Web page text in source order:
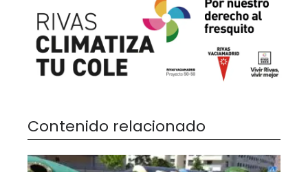
Contenido relacionado